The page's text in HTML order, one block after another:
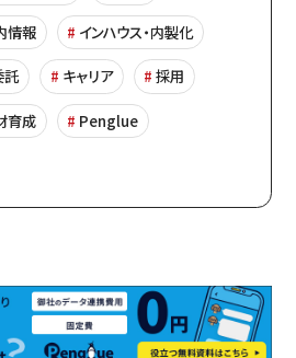
情報 インハウス・内製化
託 キャリア 採用
育成 Penglue